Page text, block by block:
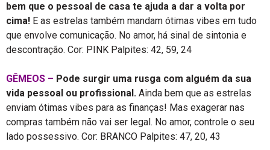
bem que o pessoal de casa te ajuda a dar a volta por
cima! E as estrelas também mandam ótimas vibes em tudo
que envolve comunicação. No amor, há sinal de sintonia e
descontração. Cor: PINK Palpites: 42, 59, 24
GÊMEOS – Pode surgir uma rusga com alguém da sua
vida pessoal ou profissional. Ainda bem que as estrelas
enviam ótimas vibes para as finanças! Mas exagerar nas
compras também não vai ser legal. No amor, controle o seu
lado possessivo. Cor: BRANCO Palpites: 47, 20, 43